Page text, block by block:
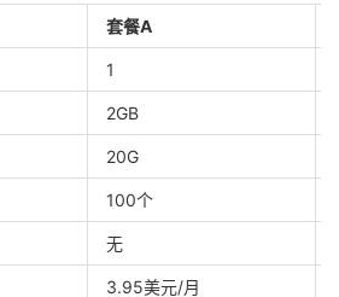
套餐A
1
2GB
20G
100个
无
3.95美元/月